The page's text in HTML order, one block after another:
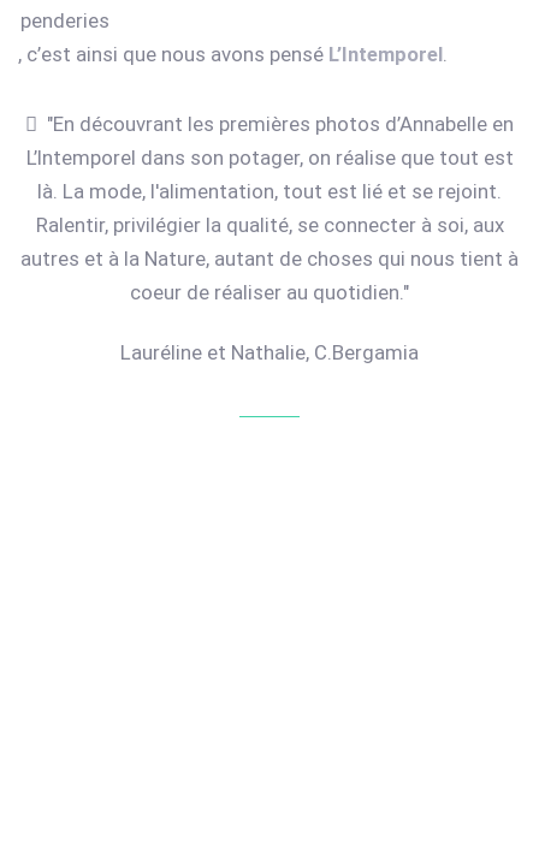
penderies
, c’est ainsi que nous avons pensé L’Intemporel
"En découvrant les premières photos d’Annabelle en
L’Intemporel dans son potager, on réalise que tout est
là. La mode, l'alimentation, tout est lié et se rejoint.
Ralentir, privilégier la qualité, se connecter à soi, aux
autres et à la Nature, autant de choses qui nous tient à
coeur de réaliser au quotidien."
Lauréline et Nathalie, C.Bergamia